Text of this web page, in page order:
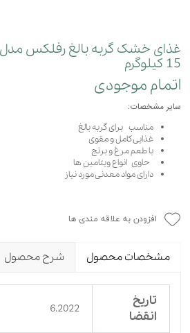
غذای خشک گربه بالغ رفلکس
15 کیلوگرم
اتمام موجودی
سایر مشخصات:
مناسب برای گربه بالغ
غذایی کامل و مقوی
با طعم مرغ و برنج
حاوی انواع ویتامین ها
دارای مواد معدنی مورد نیاز
افزودن به علاقه مندی ها
مشخصات محصول شرح محصول
تاریخ
انقضا
6.2022